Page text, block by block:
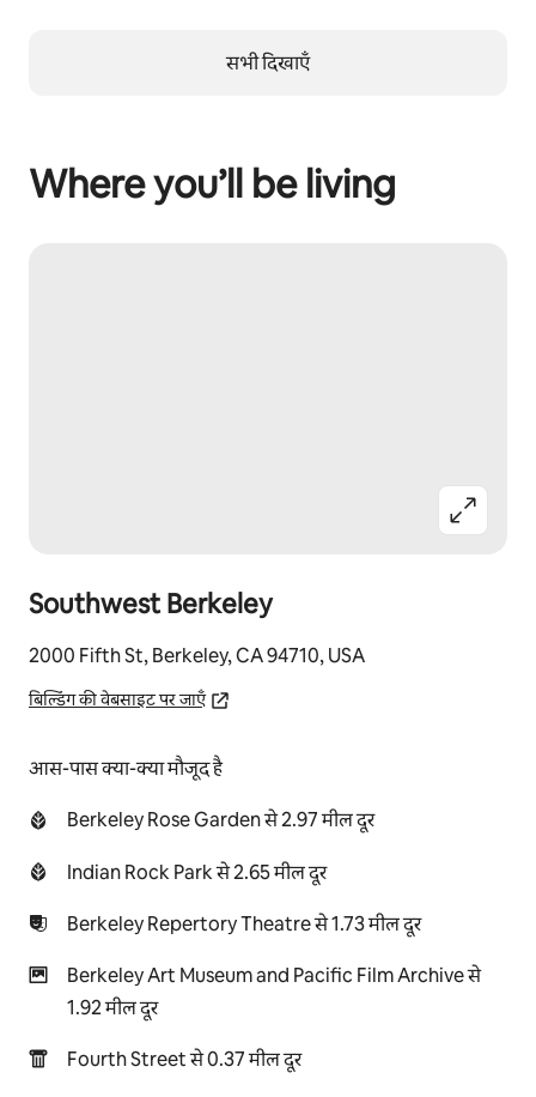
सभी दिखाएँ
Where you’ll be living
Southwest Berkeley
2000 Fifth St, Berkeley, CA 94710, USA
बिल्डिंग की वेबसाइट पर जाएँ
आस-पास क्या-क्या मौजूद है
Berkeley Rose Garden से 2.97 मील दूर
Indian Rock Park से 2.65 मील दूर
Berkeley Repertory Theatre से 1.73 मील दूर
Berkeley Art Museum and Pacific Film Archive से
1.92 मील दूर
Fourth Street से 0.37 मील दूर